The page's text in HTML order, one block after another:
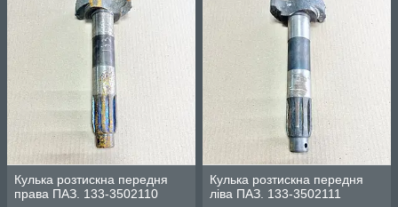
Кулька розтискна передня
права ПАЗ. 133-3502110
Кулька розтискна передня
ліва ПАЗ. 133-3502111